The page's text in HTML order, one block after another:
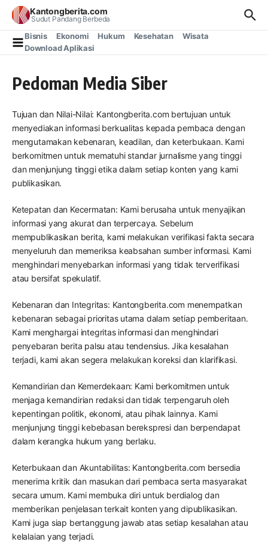
Lewati ke konten
Kantongberita.com
Sudut Pandang Berbeda
Bisnis Ekonomi Hukum Kesehatan
Wisata
Download Aplikasi
Pedoman Media Siber
Tujuan dan Nilai-Nilai: Kantongberita.com bertujuan untuk
menyediakan informasi berkualitas kepada pembaca dengan
mengutamakan kebenaran, keadilan, dan keterbukaan. Kami
berkomitmen untuk mematuhi standar jurnalisme yang tinggi
dan menjunjung tinggi etika dalam setiap konten yang kami
publikasikan.
Ketepatan dan Kecermatan: Kami berusaha untuk menyajikan
informasi yang akurat dan terpercaya. Sebelum
mempublikasikan berita, kami melakukan verifikasi fakta secara
menyeluruh dan memeriksa keabsahan sumber informasi. Kami
menghindari menyebarkan informasi yang tidak terverifikasi
atau bersifat spekulatif.
Kebenaran dan Integritas: Kantongberita.com menempatkan
kebenaran sebagai prioritas utama dalam setiap pemberitaan.
Kami menghargai integritas informasi dan menghindari
penyebaran berita palsu atau tendensius. Jika kesalahan
terjadi, kami akan segera melakukan koreksi dan klarifikasi.
Kemandirian dan Kemerdekaan: Kami berkomitmen untuk
menjaga kemandirian redaksi dan tidak terpengaruh oleh
kepentingan politik, ekonomi, atau pihak lainnya. Kami
menjunjung tinggi kebebasan berekspresi dan berpendapat
dalam kerangka hukum yang berlaku.
Keterbukaan dan Akuntabilitas: Kantongberita.com bersedia
menerima kritik dan masukan dari pembaca serta masyarakat
secara umum. Kami membuka diri untuk berdialog dan
memberikan penjelasan terkait konten yang dipublikasikan.
Kami juga siap bertanggung jawab atas setiap kesalahan atau
kelalaian yang terjadi.